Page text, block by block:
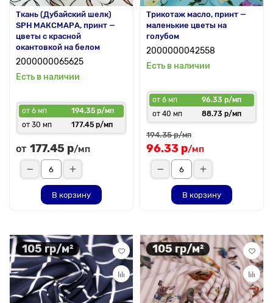
Ткань (Дубайский шелк)
SPH МАКСМАРА, принт —
цветы с красной
окантовкой на белом
2000000065625
Есть в наличии
от 6 мп
194.35 р/мп
от 30 мп
177.45 р/мп
от 177.45 р/мп
В корзину
Трикотаж масло, принт —
маленькие цветы на
голубом
2000000042558
Есть в наличии
от 6 мп
96.33 р/мп
от 40 мп
88.73 р/мп
194.35 р/мп
96.33 р/мп
В корзину
105 гр/м² 105 гр/м²